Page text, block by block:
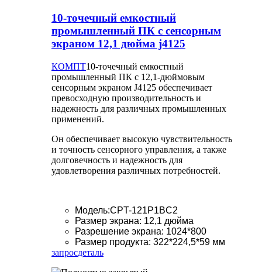
10-точечный емкостный
промышленный ПК с сенсорным
экраном 12,1 дюйма j4125
КОМПТ10-точечный емкостный
промышленный ПК с 12,1-дюймовым
сенсорным экраном J4125 обеспечивает
превосходную производительность и
надежность для различных промышленных
применений.
Он обеспечивает высокую чувствительность
и точность сенсорного управления, а также
долговечность и надежность для
удовлетворения различных потребностей.
Модель:CPT-121P1BC2
Размер экрана: 12,1 дюйма
Разрешение экрана: 1024*800
Размер продукта: 322*224,5*59 мм
запросдеталь